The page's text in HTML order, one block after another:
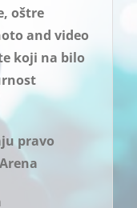
oštre
and video
koji na bilo
pravo